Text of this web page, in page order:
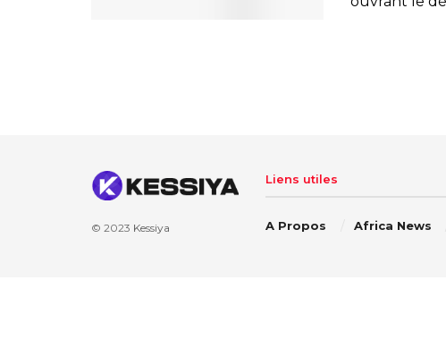
© 2023 Kessiya
Liens utiles
A Propos Africa News